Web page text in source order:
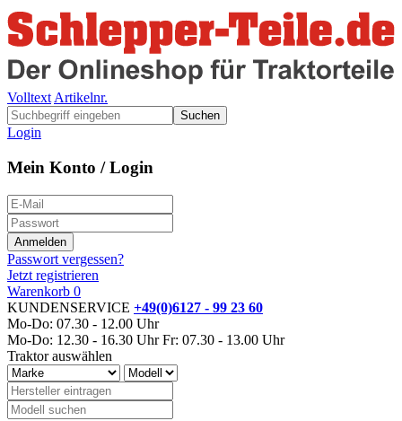
Volltext Artikelnr.
Suchen
Login
Mein Konto / Login
Passwort vergessen?
Jetzt registrieren
Warenkorb 0
KUNDENSERVICE +49(0)6127 - 99 23 60
Mo-Do: 07.30 - 12.00 Uhr
Mo-Do: 12.30 - 16.30 Uhr Fr: 07.30 - 13.00 Uhr
Traktor auswählen